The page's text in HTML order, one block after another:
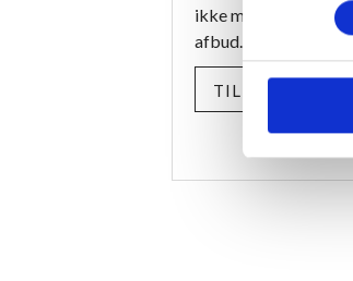
ikke mulighed for at
afbud.
TILMELD